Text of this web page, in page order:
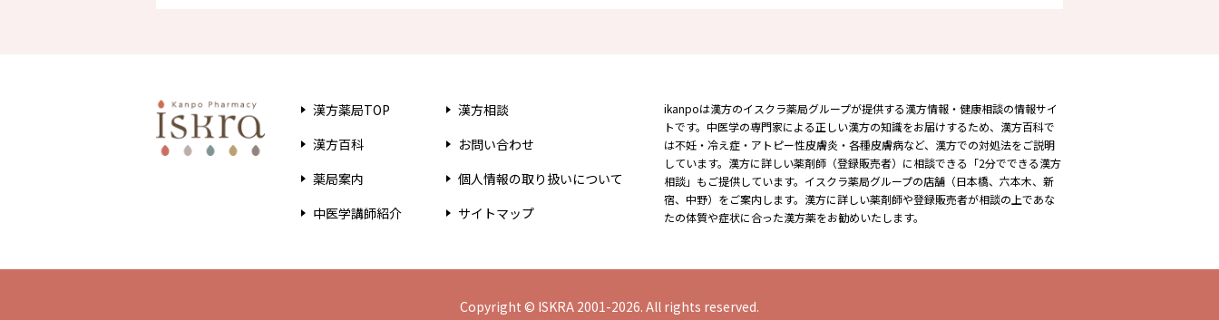
漢方薬局TOP
漢方百科
薬局案内
中医学講師紹介
漢方相談
お問い合わせ
個人情報の取り扱いについて
サイトマップ
ikanpoは漢方のイスクラ薬局グループが提供する漢方情報・健康相談の情報サイ
トです。中医学の専門家による正しい漢方の知識をお届けするため、漢方百科で
は不妊・冷え症・アトピー性皮膚炎・各種皮膚病など、漢方での対処法をご説明
しています。漢方に詳しい薬剤師（登録販売者）に相談できる「2分でできる漢方
相談」もご提供しています。イスクラ薬局グループの店舗（日本橋、六本木、新
宿、中野）をご案内します。漢方に詳しい薬剤師や登録販売者が相談の上であな
たの体質や症状に合った漢方薬をお勧めいたします。
Copyright © ISKRA 2001-2026. All rights reserved.